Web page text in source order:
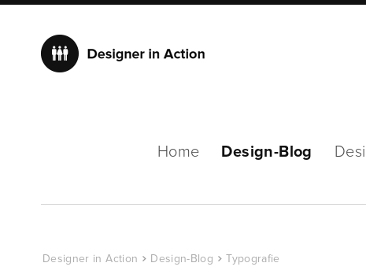
Home Design-Blog
Designer in Action Design-Blog Typografie